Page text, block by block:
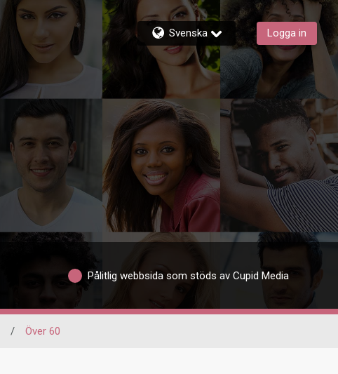
Svenska Logga in
Pålitlig webbsida som stöds av Cupid Media
/ Över 60